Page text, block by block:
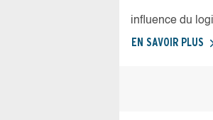
influence du
EN SAVOIR PLUS